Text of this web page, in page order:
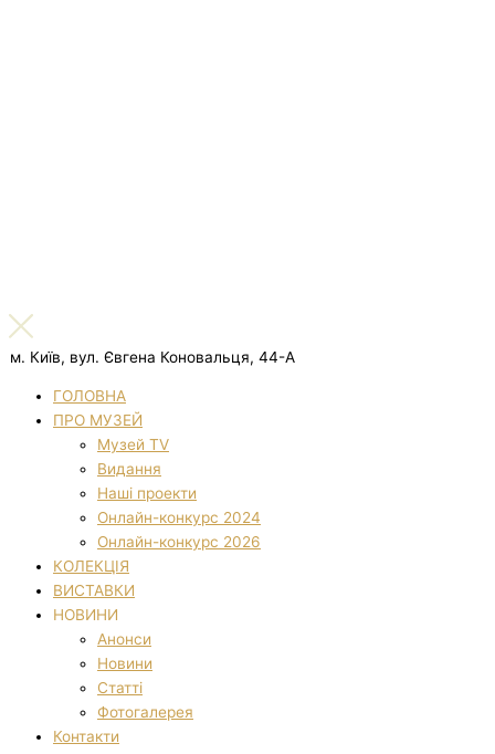
м. Київ, вул. Євгена Коновальця, 44-А
ГОЛОВНА
ПРО МУЗЕЙ
Музей TV
Видання
Наші проекти
Онлайн-конкурс 2024
Онлайн-конкурс 2026
КОЛЕКЦІЯ
ВИСТАВКИ
НОВИНИ
Анонси
Новини
Статті
Фотогалерея
Контакти